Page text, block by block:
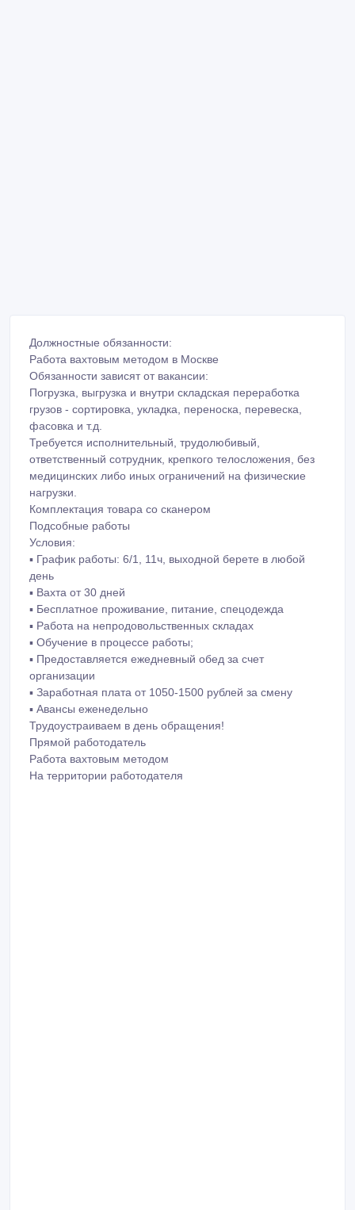
Должностные обязанности:
Работа вахтовым методом в Москве
Обязанности зависят от вакансии:
Погрузка, выгрузка и внутри складская переработка
грузов - сортировка, укладка, переноска, перевеска,
фасовка и т.д.
Требуется исполнительный, трудолюбивый,
ответственный сотрудник, крепкого телосложения, без
медицинских либо иных ограничений на физические
нагрузки.
Комплектация товара со сканером
Подсобные работы
Условия:
▪ График работы: 6/1, 11ч, выходной берете в любой
день
▪ Вахта от 30 дней
▪ Бесплатное проживание, питание, спецодежда
▪ Работа на непродовольственных складах
▪ Обучение в процессе работы;
▪ Предоставляется ежедневный обед за счет
организации
▪ Заработная плата от 1050-1500 рублей за смену
▪ Авансы еженедельно
Трудоустраиваем в день обращения!
Прямой работодатель
Работа вахтовым методом
На территории работодателя